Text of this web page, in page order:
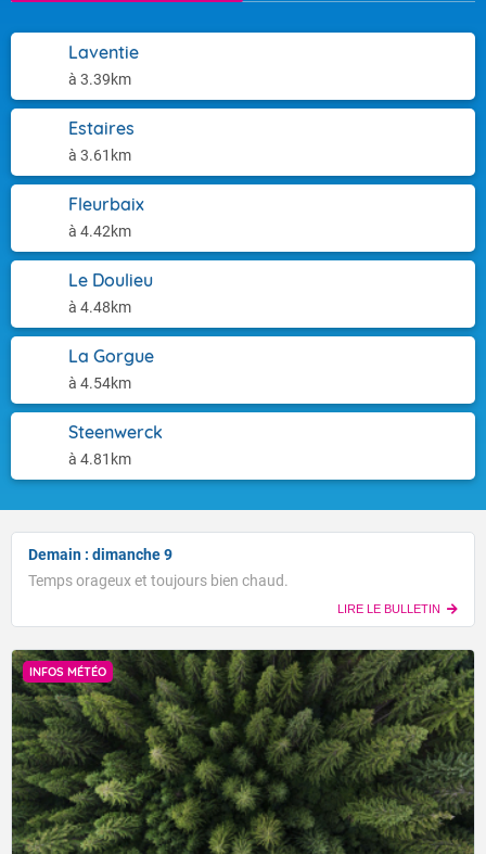
Laventie
à 3.39km
Estaires
à 3.61km
Fleurbaix
à 4.42km
Le Doulieu
à 4.48km
La Gorgue
à 4.54km
Steenwerck
à 4.81km
Demain : dimanche 9
Temps orageux et toujours bien chaud.
LIRE LE BULLETIN
INFOS MÉTÉO